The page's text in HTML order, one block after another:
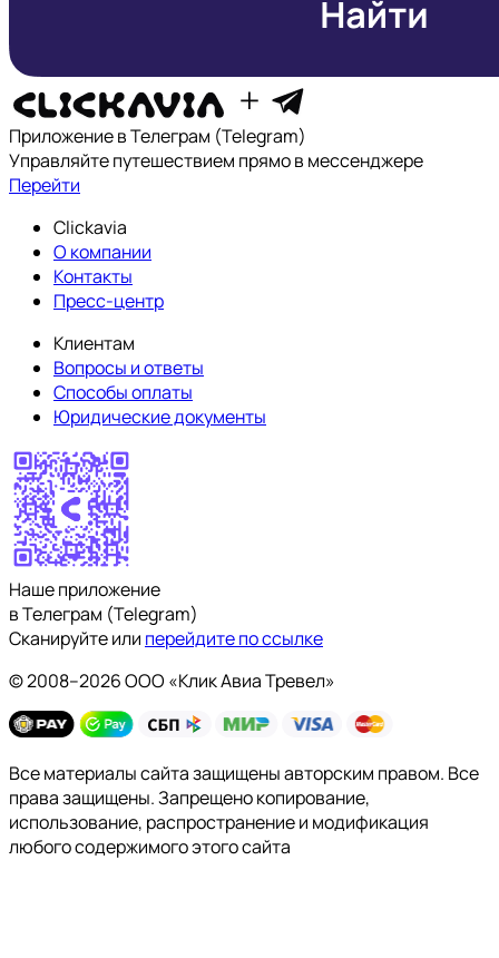
Приложение в Телеграм (Telegram)
Управляйте путешествием прямо в мессенджере
Перейти
Clickavia
О компании
Контакты
Пресс-центр
Клиентам
Вопросы и ответы
Способы оплаты
Юридические документы
Наше приложение
в Телеграм (Telegram)
Сканируйте или перейдите по ссылке
© 2008–2026 ООО «Клик Авиа Тревел»
Все материалы сайта защищены авторским правом. Все
права защищены. Запрещено копирование,
использование, распространение и модификация
любого содержимого этого сайта